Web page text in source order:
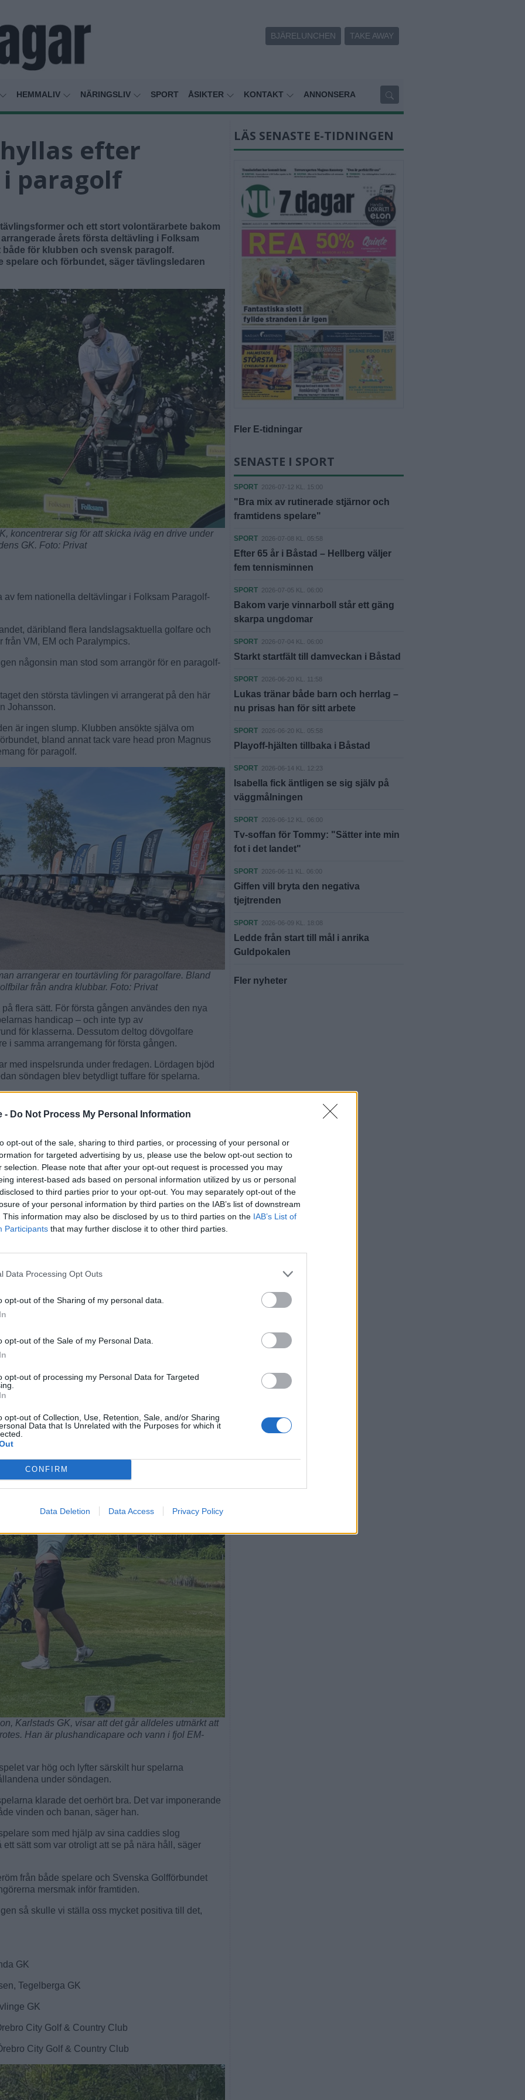
- Do Not Process My Personal Information
opt-out of the sale, sharing to third parties, or processing of your personal or
for targeted advertising by us, please use the below opt-out section to
selection. Please note that after your opt-out request is processed you may
interest-based ads based on personal information utilized by us or personal
to third parties prior to your opt-out. You may separately opt-out of the
of your personal information by third parties on the IAB’s list of downstream
This information may also be disclosed by us to third parties on the IAB’s List of
Participants that may further disclose it to other third parties.
Data Processing Opt Outs
opt-out of the Sharing of my personal data.
opt-out of the Sale of my Personal Data.
opt-out of processing my Personal Data for Targeted
opt-out of Collection, Use, Retention, Sale, and/or Sharing
Data that Is Unrelated with the Purposes for which it
CONFIRM
Data Deletion Data Access Privacy Policy
BJÄRELUNCHEN TAKE AWAY
HEMMALIV NÄRINGSLIV SPORT ÅSIKTER KONTAKT ANNONSERA
efter
paragolf
och ett stort volontärarbete bakom
årets första deltävling i Folksam
för klubben och svensk paragolf.
spelare och förbundet, säger tävlingsledaren
koncentrerar sig för att skicka iväg en drive under
GK. Foto: Privat
av fem nationella deltävlingar i Folksam Paragolf-
däribland flera landslagsaktuella golfare och
från VM, EM och Paralympics.
någonsin man stod som arrangör för en paragolf-
den största tävlingen vi arrangerat på den här
Johansson.
är ingen slump. Klubben ansökte själva om
bland annat tack vare head pron Magnus
för paragolf.
arrangerar en tourtävling för paragolfare. Bland
från andra klubbar. Foto: Privat
flera sätt. För första gången användes den nya
handicap – och inte typ av
för klasserna. Dessutom deltog dövgolfare
i samma arrangemang för första gången.
med inspelsrunda under fredagen. Lördagen bjöd
söndagen blev betydligt tuffare för spelarna.
och fick både tävlingen och banan precis så
önskade. Vi fick många positiva tillmälen över
Stefan Johansson.
helgen, varav 15 fungerade som caddies ute på
blind och gjorde sin första tävling på paragolf-
utslaget skickade hon iväg bollen mitt i fairway.
Karlstads GK, visar att det går alldeles utmärkt att
Han är plushandicapare och vann i fjol EM-
var hög och lyfter särskilt hur spelarna
under söndagen.
klarade det oerhört bra. Det var imponerande
vinden och banan, säger han.
som med hjälp av sina caddies slog
sätt som var otroligt att se på nära håll, säger
från både spelare och Svenska Golfförbundet
mersmak inför framtiden.
så skulle vi ställa oss mycket positiva till det,
GK
Tegelberga GK
GK
City Golf & Country Club
City Golf & Country Club
LÄS SENASTE E-TIDNINGEN
Fler E-tidningar
SENASTE I SPORT
SPORT 2026-07-12 KL. 15:00
"Bra mix av rutinerade stjärnor och
framtidens spelare"
SPORT 2026-07-08 KL. 05:58
Efter 65 år i Båstad – Hellberg väljer
fem tennisminnen
SPORT 2026-07-05 KL. 06:00
Bakom varje vinnarboll står ett gäng
skarpa ungdomar
SPORT 2026-07-04 KL. 06:00
Starkt startfält till damveckan i Båstad
SPORT 2026-06-20 KL. 11:58
Lukas tränar både barn och herrlag –
nu prisas han för sitt arbete
SPORT 2026-06-20 KL. 05:58
Playoff-hjälten tillbaka i Båstad
SPORT 2026-06-14 KL. 12:23
Isabella fick äntligen se sig själv på
väggmålningen
SPORT 2026-06-12 KL. 06:00
Tv-soffan för Tommy: "Sätter inte min
fot i det landet"
SPORT 2026-06-11 KL. 06:00
Giffen vill bryta den negativa
tjejtrenden
SPORT 2026-06-09 KL. 18:08
Ledde från start till mål i anrika
Guldpokalen
Fler nyheter